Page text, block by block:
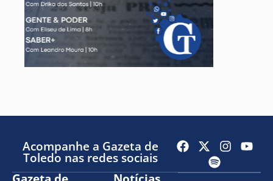
Acompanhe a Gazeta de
Toledo nas redes sociais